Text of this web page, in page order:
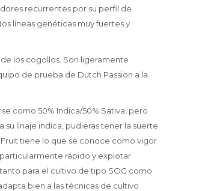
recurrentes por su perfil de
líneas genéticas muy fuertes y
los cogollos. Son ligeramente
de prueba de Dutch Passion a la
como 50% Indica/50% Sativa, pero
su linaje indica, pudieras tener la suerte
tiene lo que se conoce como vigor
rápido y explotar
para el cultivo de tipo SOG como
bien a las técnicas de cultivo